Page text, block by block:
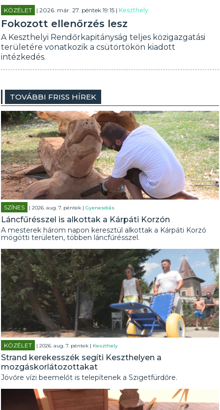
KÖZÉLET | 2026. már. 27. péntek 19:15 |Keszthely
Fokozott ellenőrzés lesz
A Keszthelyi Rendőrkapitányság teljes közigazgatási
területére vonatkozik a csütörtökön kiadott
intézkedés.
TOVÁBBI FRISS HÍREK
SZÍNES | 2026. aug. 7. péntek |Gyenesdiás
Láncfűrésszel is alkottak a Kárpáti Korzón
A mesterek három napon keresztül alkottak a Kárpáti Korzó
mögötti területen, többen láncfűrésszel.
KÖZÉLET | 2026. aug. 7. péntek | Keszthely
Strand kerekesszék segíti Keszthelyen a
mozgáskorlátozottakat
Jövőre vízi beemelőt is telepítenek a Szigetfürdőre.